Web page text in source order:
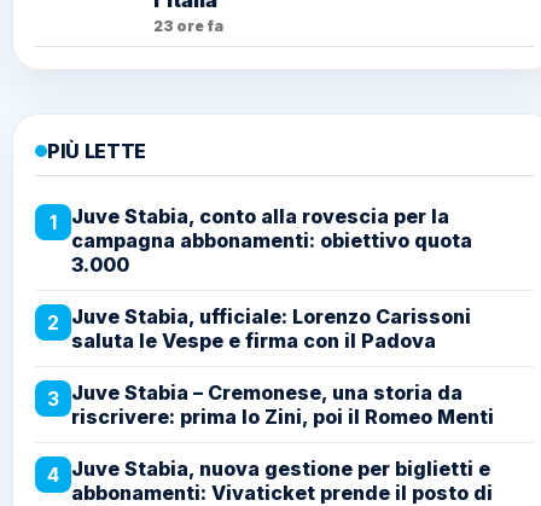
23 ore fa
PIÙ LETTE
1
Juve Stabia, conto alla rovescia per la
campagna abbonamenti: obiettivo quota
3.000
2 Juve Stabia, ufficiale: Lorenzo Carissoni
saluta le Vespe e firma con il Padova
3 Juve Stabia – Cremonese, una storia da
riscrivere: prima lo Zini, poi il Romeo Menti
4 Juve Stabia, nuova gestione per biglietti e
abbonamenti: Vivaticket prende il posto di